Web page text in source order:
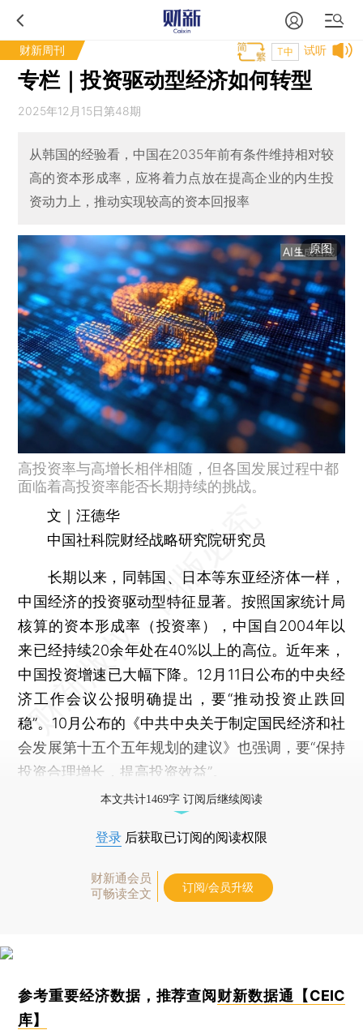
财新周刊 试听
T中
专栏｜投资驱动型经济如何转型
2025年12月15日第48期
从韩国的经验看，中国在2035年前有条件维持相对较
高的资本形成率，应将着力点放在提高企业的内生投
资动力上，推动实现较高的资本回报率
原图
高投资率与高增长相伴相随，但各国发展过程中都
面临着高投资率能否长期持续的挑战。
文｜汪德华
中国社科院财经战略研究院研究员
长期以来，同韩国、日本等东亚经济体一样，
中国经济的投资驱动型特征显著。按照国家统计局
核算的资本形成率（投资率），中国自2004年以
来已经持续20余年处在40%以上的高位。近年来，
中国投资增速已大幅下降。12月11日公布的中央经
济工作会议公报明确提出，要“推动投资止跌回
稳”。10月公布的《中共中央关于制定国民经济和社
会发展第十五个五年规划的建议》也强调，要“保持
投资合理增长，提高投资效益”。
本文共计1469字 订阅后继续阅读
登录 后获取已订阅的阅读权限
财新通会员
可畅读全文
订阅/会员升级
参考重要经济数据，推荐查阅财新数据通【CEIC
库】